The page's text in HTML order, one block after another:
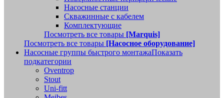
Насосные станции
Скважинные с кабелем
Комплектующие
Посмотреть все товары [Marquis]
Посмотреть все товары [Насосное оборудование]
Насосные группы быстрого монтажаПоказать
подкатегории
Oventrop
Stout
Uni-fitt